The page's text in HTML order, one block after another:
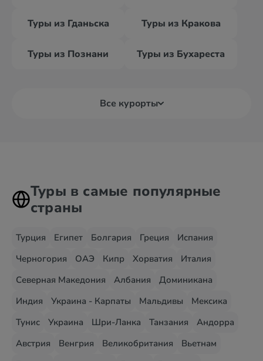
Туры из Гданьска Туры из Кракова
Туры из Познани Туры из Бухареста
Все курорты
Туры в самые популярные
страны
Турция Египет Болгария Греция
Испания
Черногория
ОАЭ Кипр Хорватия
Италия
Северная Македония
Албания
Доминикана
Индия
Украина - Карпаты Мальдивы
Мексика
Тунис
Украина Шри-Ланка Танзания
Андорра
Австрия
Венгрия Великобритания
Вьетнам